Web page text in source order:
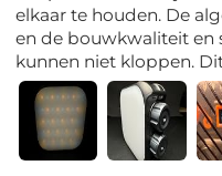
elkaar te houden. De
en de bouwkwaliteit en
kunnen niet kloppen.